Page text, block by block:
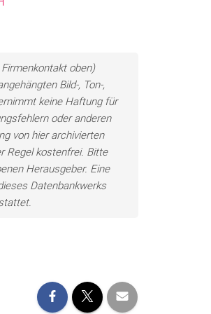
oben)
Bild-, Ton-,
keine Haftung für
oder anderen
von hier archivierten
Regel kostenfrei. Bitte
Herausgeber. Eine
Datenbankwerks